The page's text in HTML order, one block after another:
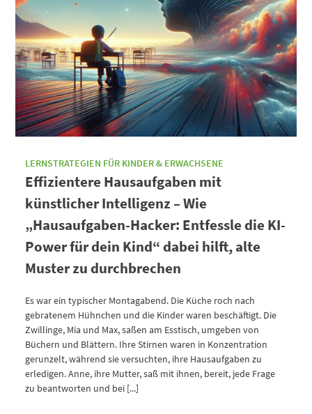
LERNSTRATEGIEN FÜR KINDER & ERWACHSENE
Effizientere Hausaufgaben mit
künstlicher Intelligenz – Wie
„Hausaufgaben-Hacker: Entfessle die KI-
Power für dein Kind“ dabei hilft, alte
Muster zu durchbrechen
Es war ein typischer Montagabend. Die Küche roch nach
gebratenem Hühnchen und die Kinder waren beschäftigt. Die
Zwillinge, Mia und Max, saßen am Esstisch, umgeben von
Büchern und Blättern. Ihre Stirnen waren in Konzentration
gerunzelt, während sie versuchten, ihre Hausaufgaben zu
erledigen. Anne, ihre Mutter, saß mit ihnen, bereit, jede Frage
zu beantworten und bei [...]